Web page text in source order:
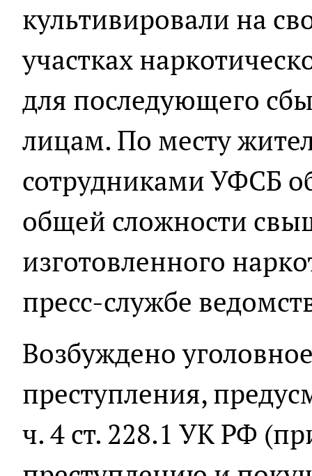
культивировали на
участках
для последующего
лицам. По месту
сотрудниками УФСБ
общей сложности
изготовленного
пресс-службе
Возбуждено
преступления,
ч. 4 ст. 228.1 УК РФ